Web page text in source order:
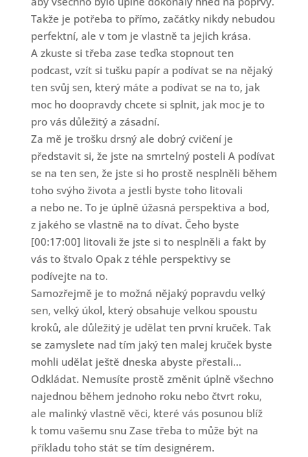
Takže je potřeba to přímo, začátky nikdy nebudou
perfektní, ale v tom je vlastně ta jejich krása.
A zkuste si třeba zase teďka stopnout ten
podcast, vzít si tušku papír a podívat se na nějaký
ten svůj sen, který máte a podívat se na to, jak
moc ho doopravdy chcete si splnit, jak moc je to
pro vás důležitý a zásadní.
Za mě je trošku drsný ale dobrý cvičení je
představit si, že jste na smrtelný posteli A podívat
se na ten sen, že jste si ho prostě nesplněli během
toho svýho života a jestli byste toho litovali
a nebo ne. To je úplně úžasná perspektiva a bod,
z jakého se vlastně na to dívat. Čeho byste
[00:17:00] litovali že jste si to nesplněli a fakt by
vás to štvalo Opak z téhle perspektivy se
podívejte na to.
Samozřejmě je to možná nějaký popravdu velký
sen, velký úkol, který obsahuje velkou spoustu
kroků, ale důležitý je udělat ten první kruček. Tak
se zamyslete nad tím jaký ten malej kruček byste
mohli udělat ještě dneska abyste přestali...
Odkládat. Nemusíte prostě změnit úplně všechno
najednou během jednoho roku nebo čtvrt roku,
ale malinký vlastně věci, které vás posunou blíž
k tomu vašemu snu Zase třeba to může být na
příkladu toho stát se tím designérem.